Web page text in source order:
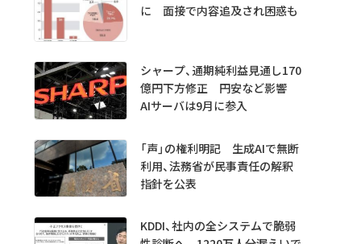
に 面接で内容追及され困惑も
シャープ、通期純利益見通し170
億円下方修正 円安など影響
AIサーバは9月に参入
「声」の権利明記 生成AIで無断
利用、法務省が民事責任の解釈
指針を公表
KDDI、社内の全システムで脆弱